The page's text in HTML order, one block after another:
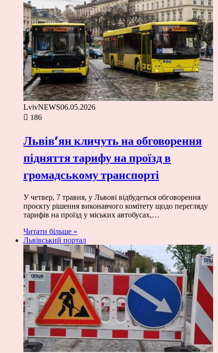
LvivNEWS06.05.2026
186
Львів’ян кличуть на обговорення
підняття тарифу на проїзд в
громадському транспорті
У четвер, 7 травня, у Львові відбудеться обговорення
проєкту рішення виконавчого комітету щодо перегляду
тарифів на проїзд у міських автобусах,…
Читати більше »
Львівський портал